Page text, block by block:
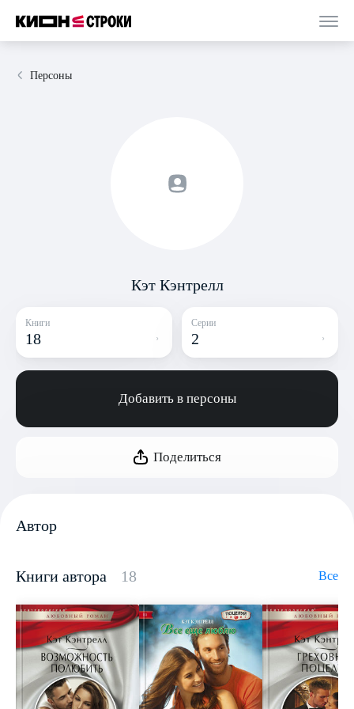
Персоны
Кэт Кэнтрелл
Книги
18
Серии
2
Добавить в персоны
Поделиться
Автор
Книги автора 18 Все